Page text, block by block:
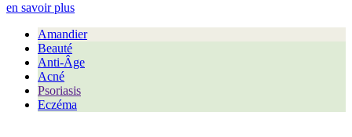
en savoir plus
Amandier
Beauté
Anti-Âge
Acné
Psoriasis
Eczéma